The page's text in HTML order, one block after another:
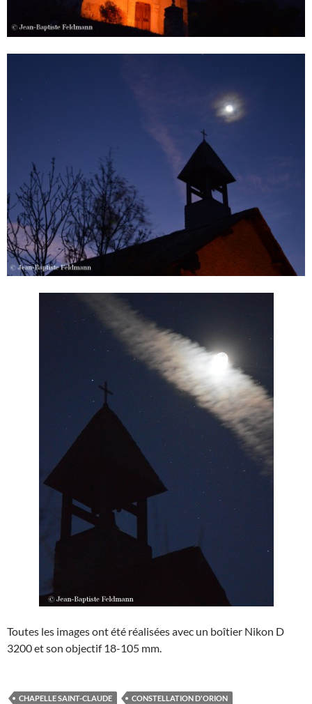
Toutes les images ont été réalisées avec un boîtier Nikon D
3200 et son objectif 18-105 mm.
CHAPELLE SAINT-CLAUDE
CONSTELLATION D'ORION